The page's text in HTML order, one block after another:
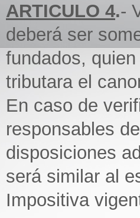
ARTICULO 4.-
deberá ser
fundados,
tributara el
En caso de
responsables
disposiciones
será similar al
Impositiva